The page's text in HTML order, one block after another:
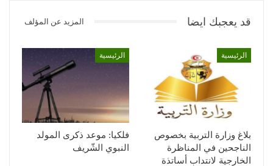
قد يعجبك ايضا المزيد عن المؤلف
الرئيسية
بلاغ وزارة التربية بخصوص
الناجحين في المناظرة
الخارجية لانتداب أساتذة
الرئيسية
فلكيا: موعد ذكرى المولد
النبوي الشّريف